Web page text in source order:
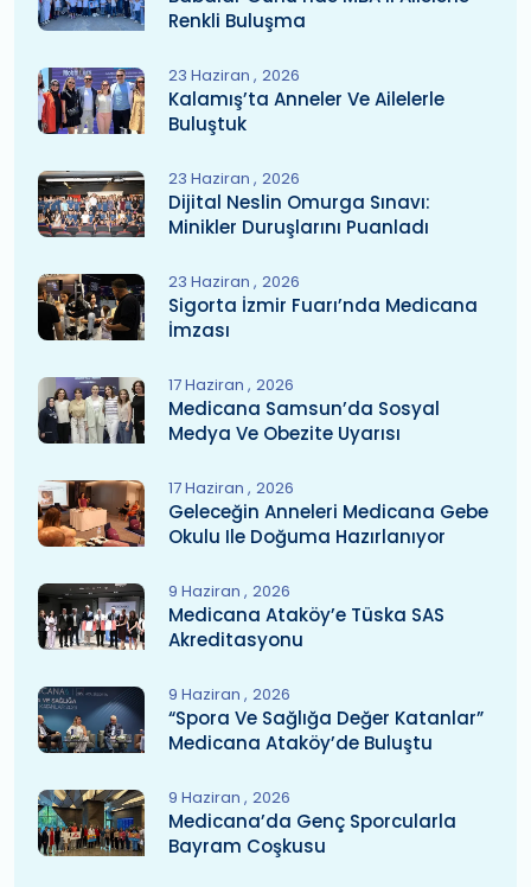
Renkli Buluşma
23 Haziran 2026
Kalamış’ta Anneler Ve Ailelerle
Buluştuk
23 Haziran 2026
Dijital Neslin Omurga Sınavı:
Minikler Duruşlarını Puanladı
23 Haziran 2026
Sigorta İzmir Fuarı’nda Medicana
İmzası
17 Haziran 2026
Medicana Samsun’da Sosyal
Medya Ve Obezite Uyarısı
17 Haziran 2026
Geleceğin Anneleri Medicana Gebe
Okulu Ile Doğuma Hazırlanıyor
9 Haziran 2026
Medicana Ataköy’e Tüska SAS
Akreditasyonu
9 Haziran 2026
“Spora Ve Sağlığa Değer Katanlar”
Medicana Ataköy’de Buluştu
9 Haziran 2026
Medicana’da Genç Sporcularla
Bayram Coşkusu